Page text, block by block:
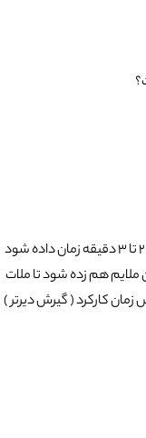
همیشه پودر به آب اضافه شود ( نه برعکس )، 2 تا 3 دقیقه زمان داده شود
هم زده شود تا ملات
کارکرد ( گیرش دیرتر )